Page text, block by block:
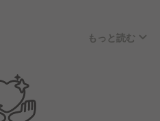
事も楽しく働きたいという
もっと読む